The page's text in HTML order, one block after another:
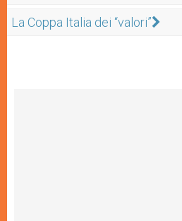
La Coppa Italia dei “valori”